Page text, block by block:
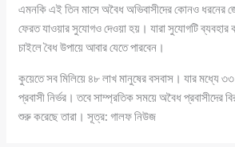
এমনকি এই তিন মাসে অবৈধ অভিবাসীদের কোনও ধরনের
ফেরত যাওয়ার সুযোগও দেওয়া হয়। যারা সুযোগটি ব্যবহার
চাইলে বৈধ উপায়ে আবার যেতে পারবেন।
কুয়েতে সব মিলিয়ে ৪৮ লাখ মানুষের বসবাস। যার মধ্যে ৩৩
প্রবাসী নির্ভর। তবে সাম্প্রতিক সময়ে অবৈধ প্রবাসীদের
শুরু করেছে তারা। সূত্র: গালফ নিউজ